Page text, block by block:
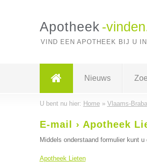
Apotheek -
VIND EEN APOTHEEK BIJ U
Nieuws
U bent nu hier: Home» Vlaams-
E-mail › Apotheek
Middels onderstaand formulier kunt
Apotheek Lieten